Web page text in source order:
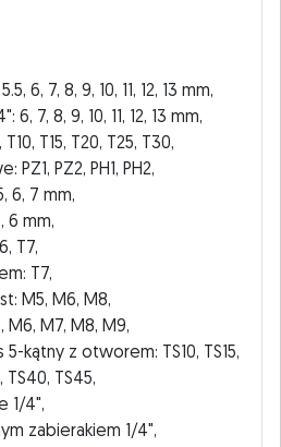
6, 7, 8, 9, 10, 11, 12, 13 mm,
6, 7, 8, 9, 10, 11, 12, 13 mm,
T15, T20, T25, T30,
PZ2, PH1, PH2,
6, 7 mm,
6 mm,
T7,
T7,
M5, M6, M8,
M6, M7, M8, M9,
kątny z otworem: TS10, TS15,
TS40, TS45,
1/4",
zabierakiem 1/4",